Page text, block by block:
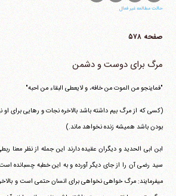
حالت مطالعه غیر فعال
صفحه ۵۷۸
مرگ برای دوست و دشمن
"فماینجو من الموت من خافه، و لایعطی البقاء من احبه"
(کسی که از مرگ بیم داشته باشد بالاخره نجات و رهایی برای
بودن باشد همیشه زنده نخواهد ماند.)
ابن ابی الحدید و دیگران عقیده دارند این جمله از نظر معنا
سید رضی آن را از جای دیگر آورده و به این خطبه چسبانده